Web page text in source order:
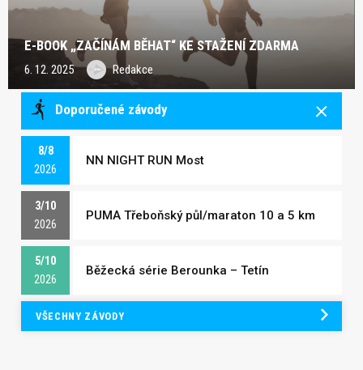
E-BOOK „ZAČÍNÁM BĚHAT“ KE STAŽENÍ ZDARMA
6. 12. 2025 Redakce
Doporučené závody
8/8
2026
NN NIGHT RUN Most
3/10
2026
PUMA Třeboňský půl/maraton 10 a 5 km
5/10
2026
Běžecká série Berounka – Tetín
VŠECHNY ZÁVODY